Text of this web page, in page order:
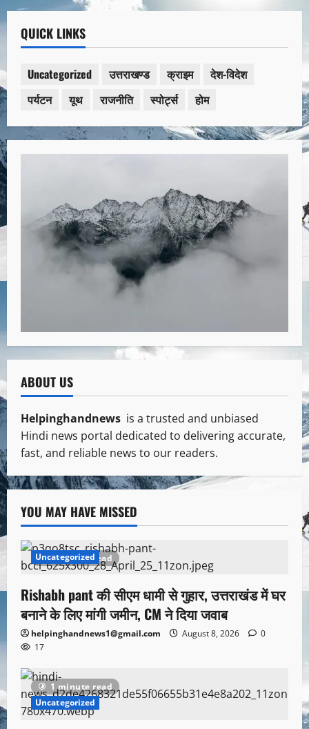
QUICK LINKS
Uncategorized उत्तराखण्ड क्राइम
देश-विदेश
पर्यटन
यूथ राजनीति स्पोर्ट्स होम
ABOUT US
Helpinghandnews is a trusted and unbiased
Hindi news portal dedicated to delivering accurate,
fast, and reliable news to our readers.
YOU MAY HAVE MISSED
1 minute read
Uncategorized
Rishabh pant की सीएम धामी से गुहार, उत्तराखंड में घर
बनाने के लिए मांगी जमीन, CM ने दिया जवाब
helpinghandnews1@gmail.com August 8, 2026
0
17
1 minute read
Uncategorized